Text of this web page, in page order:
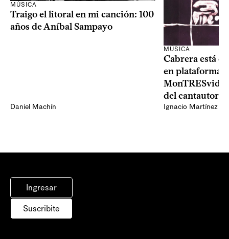
MÚSICA
Traigo el litoral en mi canción: 100
años de Aníbal Sampayo
Daniel Machín
MÚSICA
Cabrera está
en plataformas
del cantautor
Ignacio Martínez
Ingresar
Suscribite